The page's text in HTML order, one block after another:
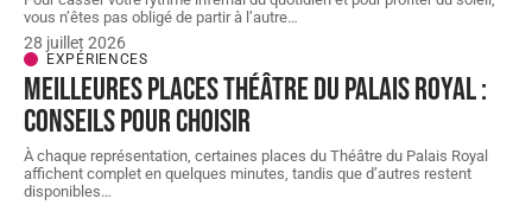
vous n’êtes pas obligé de partir à l’autre…
28 juillet 2026
EXPÉRIENCES
Meilleures places théâtre du Palais Royal :
conseils pour choisir
À chaque représentation, certaines places du Théâtre du Palais Royal
affichent complet en quelques minutes, tandis que d’autres restent
disponibles…